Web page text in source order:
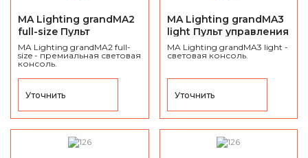
MA Lighting grandMA2
full-size Пульт
управления светом
DMX
MA Lighting grandMA2 full-
size - премиальная световая
консоль.
Уточнить
MA Lighting grandMA3
light Пульт управления
светом DMX
MA Lighting grandMA3 light -
световая консоль.
Уточнить